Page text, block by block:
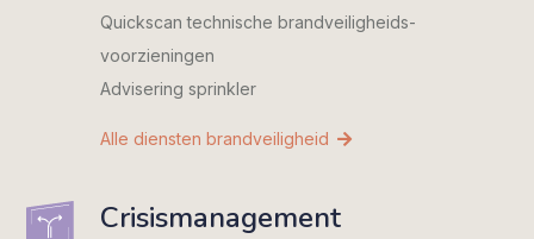
Quickscan technische brandveiligheids­
voorzieningen
Advisering sprinkler
Alle diensten brandveiligheid
Crisismanagement